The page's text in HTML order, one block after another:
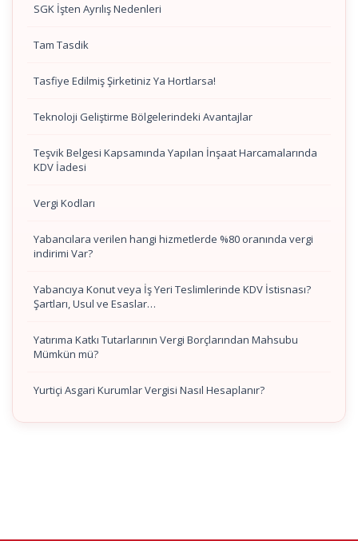
SGK İşten Ayrılış Nedenleri
Tam Tasdik
Tasfiye Edilmiş Şirketiniz Ya Hortlarsa!
Teknoloji Geliştirme Bölgelerindeki Avantajlar
Teşvik Belgesi Kapsamında Yapılan İnşaat Harcamalarında
KDV İadesi
Vergi Kodları
Yabancılara verilen hangi hizmetlerde %80 oranında vergi
indirimi Var?
Yabancıya Konut veya İş Yeri Teslimlerinde KDV İstisnası?
Şartları, Usul ve Esaslar…
Yatırıma Katkı Tutarlarının Vergi Borçlarından Mahsubu
Mümkün mü?
Yurtiçi Asgari Kurumlar Vergisi Nasıl Hesaplanır?